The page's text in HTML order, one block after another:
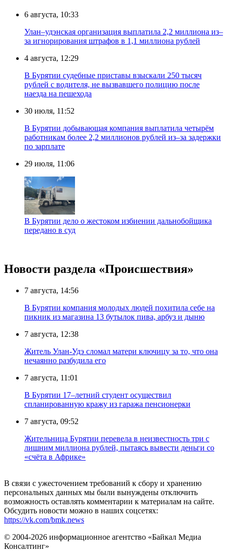
6 августа, 10:33
Улан–удэнская организация выплатила 2,2 миллиона из–
за игнорирования штрафов в 1,1 миллиона рублей
4 августа, 12:29
В Бурятии судебные приставы взыскали 250 тысяч
рублей с водителя, не вызвавшего полицию после
наезда на пешехода
30 июля, 11:52
В Бурятии добывающая компания выплатила четырём
работникам более 2,2 миллионов рублей из–за задержки
по зарплате
29 июля, 11:06
В Бурятии дело о жестоком избиении дальнобойщика
передано в суд
Новости раздела «Происшествия»
7 августа, 14:56
В Бурятии компания молодых людей похитила себе на
пикник из магазина 13 бутылок пива, арбуз и дыню
7 августа, 12:38
Житель Улан-Удэ сломал матери ключицу за то, что она
нечаянно разбудила его
7 августа, 11:01
В Бурятии 17–летний студент осуществил
спланированную кражу из гаража пенсионерки
7 августа, 09:52
Жительница Бурятии перевела в неизвестность три с
лишним миллиона рублей, пытаясь вывести деньги со
«счёта в Африке»
В связи с ужесточением требований к сбору и хранению
персональных данных мы были вынуждены отключить
возможность оставлять комментарии к материалам на сайте.
Обсудить новости можно в наших соцсетях:
https://vk.com/bmk.news
© 2004-2026 информационное агентство «Байкал Медиа
Консалтинг»